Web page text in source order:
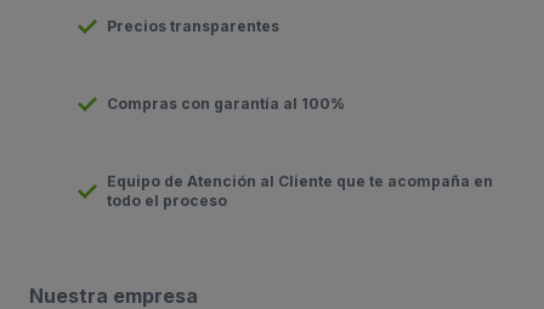
Precios transparentes
Compras con garantía al 100%
Equipo de Atención al Cliente que te acompaña en
todo el proceso
Nuestra empresa